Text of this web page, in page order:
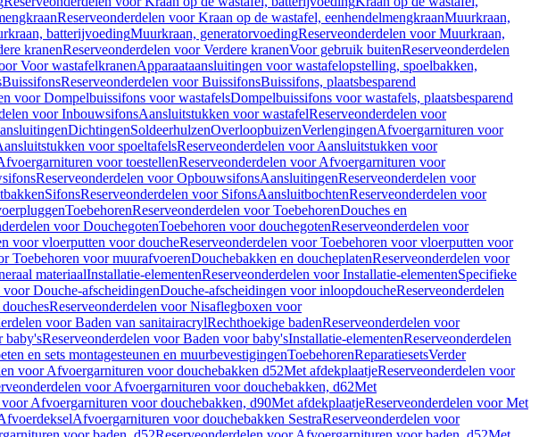
Reserveonderdelen voor Kraan op de wastafel, eenhendelmengkraanMuurkraan,
batterijvoedingMuurkraan, generatorvoedingReserveonderdelen voor Muurkraan,
kranenReserveonderdelen voor Verdere kranenVoor gebruik buitenReserveonderdelen
Voor wastafelkranenApparaataansluitingen voor wastafelopstelling, spoelbakken,
BuissifonsReserveonderdelen voor BuissifonsBuissifons, plaatsbesparend
voor Dompelbuissifons voor wastafelsDompelbuissifons voor wastafels, plaatsbesparend
voor InbouwsifonsAansluitstukken voor wastafelReserveonderdelen voor
DichtingenSoldeerhulzenOverloopbuizenVerlengingenAfvoergarnituren voor
voor spoeltafelsReserveonderdelen voor Aansluitstukken voor
voor toestellenReserveonderdelen voor Afvoergarnituren voor
Reserveonderdelen voor OpbouwsifonsAansluitingenReserveonderdelen voor
SifonsReserveonderdelen voor SifonsAansluitbochtenReserveonderdelen voor
ToebehorenReserveonderdelen voor ToebehorenDouches en
voor DouchegotenToebehoren voor douchegotenReserveonderdelen voor
voor vloerputten voor doucheReserveonderdelen voor Toebehoren voor vloerputten voor
Toebehoren voor muurafvoerenDouchebakken en doucheplatenReserveonderdelen voor
materiaalInstallatie-elementenReserveonderdelen voor Installatie-elementenSpecifieke
voor Douche-afscheidingenDouche-afscheidingen voor inloopdoucheReserveonderdelen
Reserveonderdelen voor Nisaflegboxen voor
voor Baden van sanitairacrylRechthoekige badenReserveonderdelen voor
baby'sReserveonderdelen voor Baden voor baby'sInstallatie-elementenReserveonderdelen
en sets montagesteunen en muurbevestigingenToebehorenReparatiesetsVerder
voor Afvoergarnituren voor douchebakken d52Met afdekplaatjeReserveonderdelen voor
voor Afvoergarnituren voor douchebakken, d62Met
voor Afvoergarnituren voor douchebakken, d90Met afdekplaatjeReserveonderdelen voor Met
Afvoergarnituren voor douchebakken SestraReserveonderdelen voor